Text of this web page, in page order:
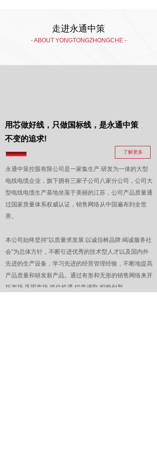
了解更多
走进永通中策
- ABOUT YONGTONGZHONGCHE -
用芯做好线，只做国标线， 是永通中策
不变的追求!
永通中策控股有限公司是一家集生产.研发为一体的大型
电线电缆企业，旗下拥有三家子公司八家分公司，公司大
型电线电缆生产基地坐落于美丽的江苏，公司产品质量通
过国家质量体系权威认证，销售网络从中国遍布到全世
界。
本公司始终坚持“以质量求发展.以诚信树品牌.竭诚服务社
会”为总体方针，不断引进优秀的技术型人才以及国内外
先进的生产设备，学习先进的经营管理经验，不断地提高
产品质量和研发新产品。通过有形和无形的销售网络来开
拓市场.巩固市场.抓住机遇.锐意进取.积极创新。